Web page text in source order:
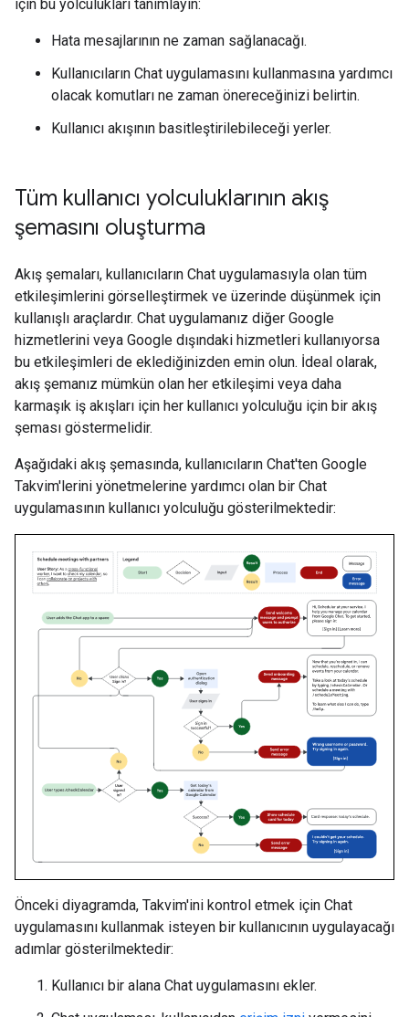
için bu yolculukları tanımlayın:
Hata mesajlarının ne zaman sağlanacağı.
Kullanıcıların Chat uygulamasını kullanmasına yardımcı
olacak komutları ne zaman önereceğinizi belirtin.
Kullanıcı akışının basitleştirilebileceği yerler.
Tüm kullanıcı yolculuklarının akış
şemasını oluşturma
Akış şemaları, kullanıcıların Chat uygulamasıyla olan tüm
etkileşimlerini görselleştirmek ve üzerinde düşünmek için
kullanışlı araçlardır. Chat uygulamanız diğer Google
hizmetlerini veya Google dışındaki hizmetleri kullanıyorsa
bu etkileşimleri de eklediğinizden emin olun. İdeal olarak,
akış şemanız mümkün olan her etkileşimi veya daha
karmaşık iş akışları için her kullanıcı yolculuğu için bir akış
şeması göstermelidir.
Aşağıdaki akış şemasında, kullanıcıların Chat'ten Google
Takvim'lerini yönetmelerine yardımcı olan bir Chat
uygulamasının kullanıcı yolculuğu gösterilmektedir:
Önceki diyagramda, Takvim'ini kontrol etmek için Chat
uygulamasını kullanmak isteyen bir kullanıcının uygulayacağı
adımlar gösterilmektedir:
Kullanıcı bir alana Chat uygulamasını ekler.